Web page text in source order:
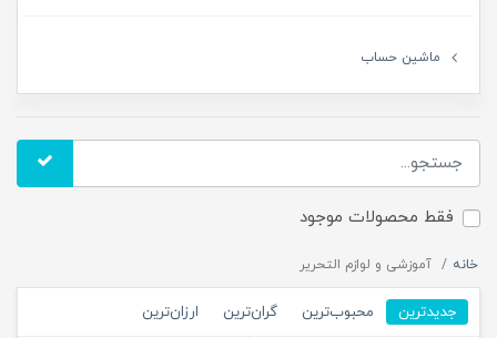
ماشین حساب
فقط محصولات موجود
خانه آموزشی و لوازم التحریر
جدیدترین محبوب‌ترین گران‌ترین ارزان‌ترین